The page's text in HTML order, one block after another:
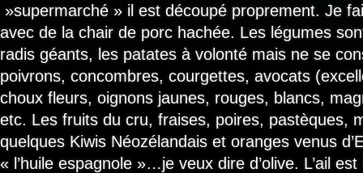
»supermarché » il est découpé proprement. Je
avec de la chair de porc hachée. Les légumes
radis géants, les patates à volonté mais ne se
poivrons, concombres, courgettes, avocats
choux fleurs, oignons jaunes, rouges, blancs,
etc. Les fruits du cru, fraises, poires, pastèques,
quelques Kiwis Néozélandais et oranges venus
« l’huile espagnole »…je veux dire d’olive. L’ail